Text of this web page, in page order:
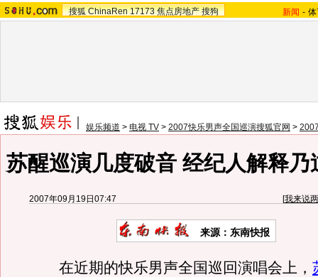
搜狐 ChinaRen 17173 焦点房地产 搜狗 新闻 -
娱乐频道 > 电视 TV > 2007快乐男声全国巡演搜狐官网 >
苏醒巡演几度破音 经纪人解释乃
2007年09月19日07:47 [我来说
来源：东南快报
在近期的快乐男声全国巡回演唱会上，